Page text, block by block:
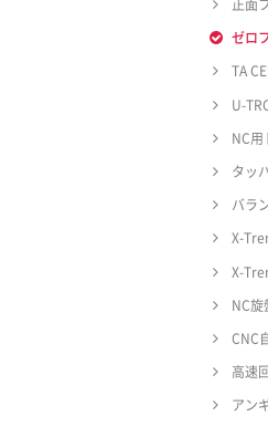
正面
ゼロ
TA
U-
NC用
タッ
バラ
X-
X-
NC旋
CNC
高速
アン